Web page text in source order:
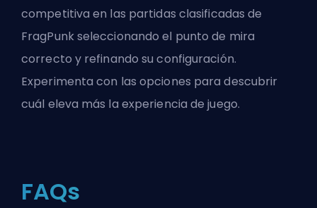
competitiva en las partidas clasificadas de
FragPunk seleccionando el punto de mira
correcto y refinando su configuración.
Experimenta con las opciones para descubrir
cuál eleva más la experiencia de juego.
FAQs